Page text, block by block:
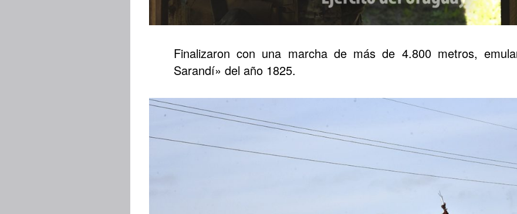
Finalizaron con una marcha de más de 4.800 metros,
Sarandí» del año 1825.